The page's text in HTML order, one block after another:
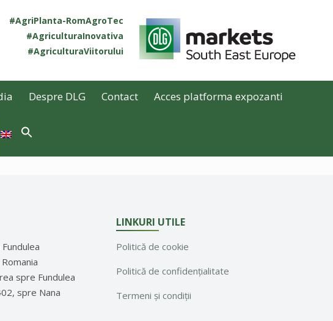
#AgriPlanta-RomAgroTec
#AgriculturaInovativa
#AgriculturaViitorului
Despre DLG Contact Acces platforma expozanti
spre Fundulea
spre Nana
LINKURI UTILE
Politică de cookie
Politică de confidențialitate
Termeni și condiții